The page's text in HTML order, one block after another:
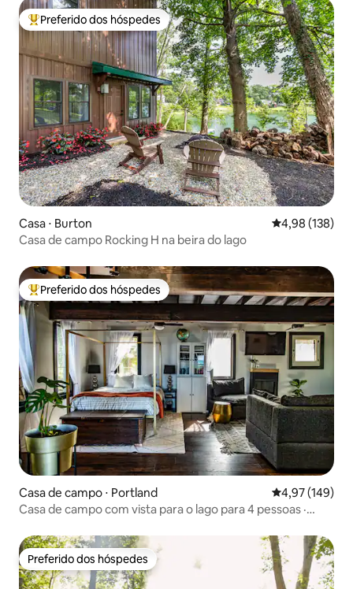
Entre os melhores preferidos dos hóspedes
Preferido dos hóspedes
Casa ⋅ Burton 4,98 de uma
4,98 (138)
Casa de campo Rocking H na beira do lago
Entre os melhores preferidos dos hóspedes
Preferido dos hóspedes
Casa de campo ⋅ Portland 4,97 de uma
4,97 (149)
Casa de campo com vista para o lago para 4 pessoas ·
Preferido dos hóspedes
Preferido dos hóspedes